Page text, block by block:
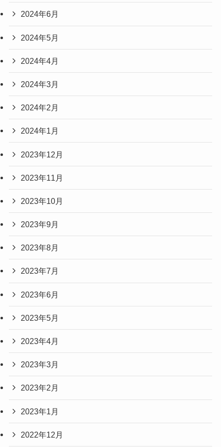
2024年6月
2024年5月
2024年4月
2024年3月
2024年2月
2024年1月
2023年12月
2023年11月
2023年10月
2023年9月
2023年8月
2023年7月
2023年6月
2023年5月
2023年4月
2023年3月
2023年2月
2023年1月
2022年12月